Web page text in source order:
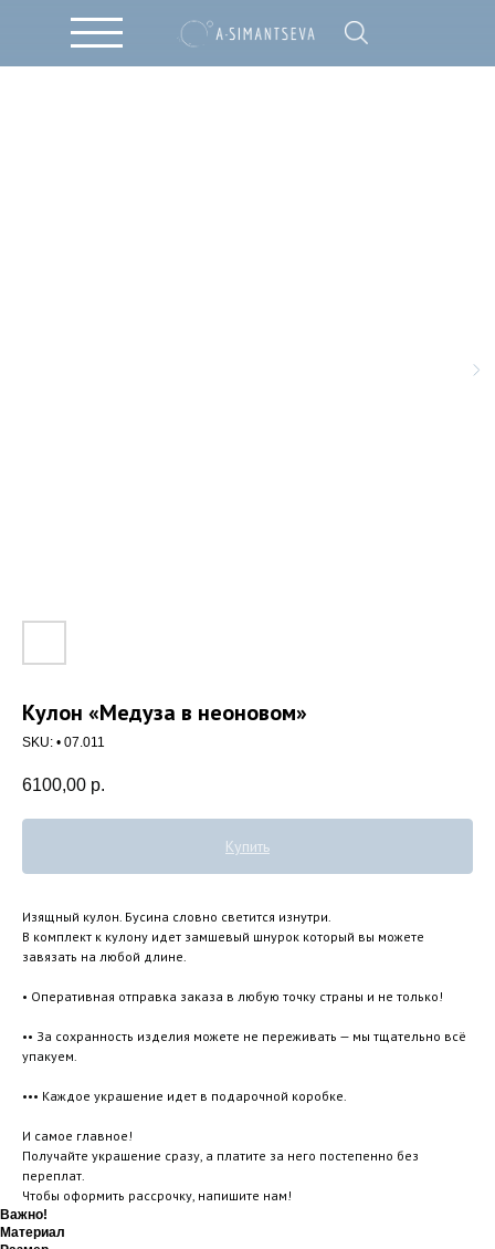
Кулон «Медуза в неоновом»
SKU: • 07.011
6100,00 р.
Купить
Изящный кулон. Бусина словно светится изнутри.
В комплект к кулону идет замшевый шнурок который вы можете
завязать на любой длине.
• Оперативная отправка заказа в любую точку страны и не только!
•• За сохранность изделия можете не переживать — мы тщательно всё
упакуем.
••• Каждое украшение идет в подарочной коробке.
И самое главное!
Получайте украшение сразу, а платите за него постепенно без
переплат.
Чтобы оформить рассрочку, напишите нам!
Важно!
Материал